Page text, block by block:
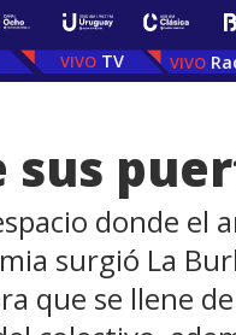
TV
sus
donde el
surgió La
que se llene